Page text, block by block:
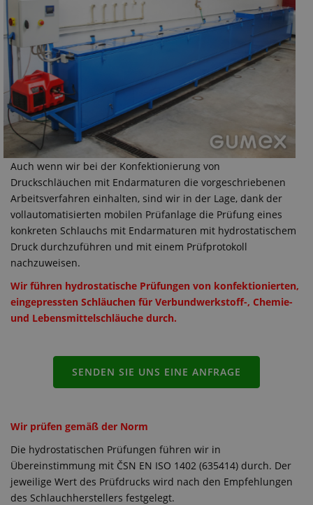
Auch wenn wir bei der Konfektionierung von
Druckschläuchen mit Endarmaturen die vorgeschriebenen
Arbeitsverfahren einhalten, sind wir in der Lage, dank der
vollautomatisierten mobilen Prüfanlage die Prüfung eines
konkreten Schlauchs mit Endarmaturen mit hydrostatischem
Druck durchzuführen und mit einem Prüfprotokoll
nachzuweisen.
Wir führen hydrostatische Prüfungen von konfektionierten,
eingepressten Schläuchen für Verbundwerkstoff-, Chemie-
und Lebensmittelschläuche durch.
SENDEN SIE UNS EINE ANFRAGE
Wir prüfen gemäß der Norm
Die hydrostatischen Prüfungen führen wir in
Übereinstimmung mit ČSN EN ISO 1402 (635414) durch. Der
jeweilige Wert des Prüfdrucks wird nach den Empfehlungen
des Schlauchherstellers festgelegt.